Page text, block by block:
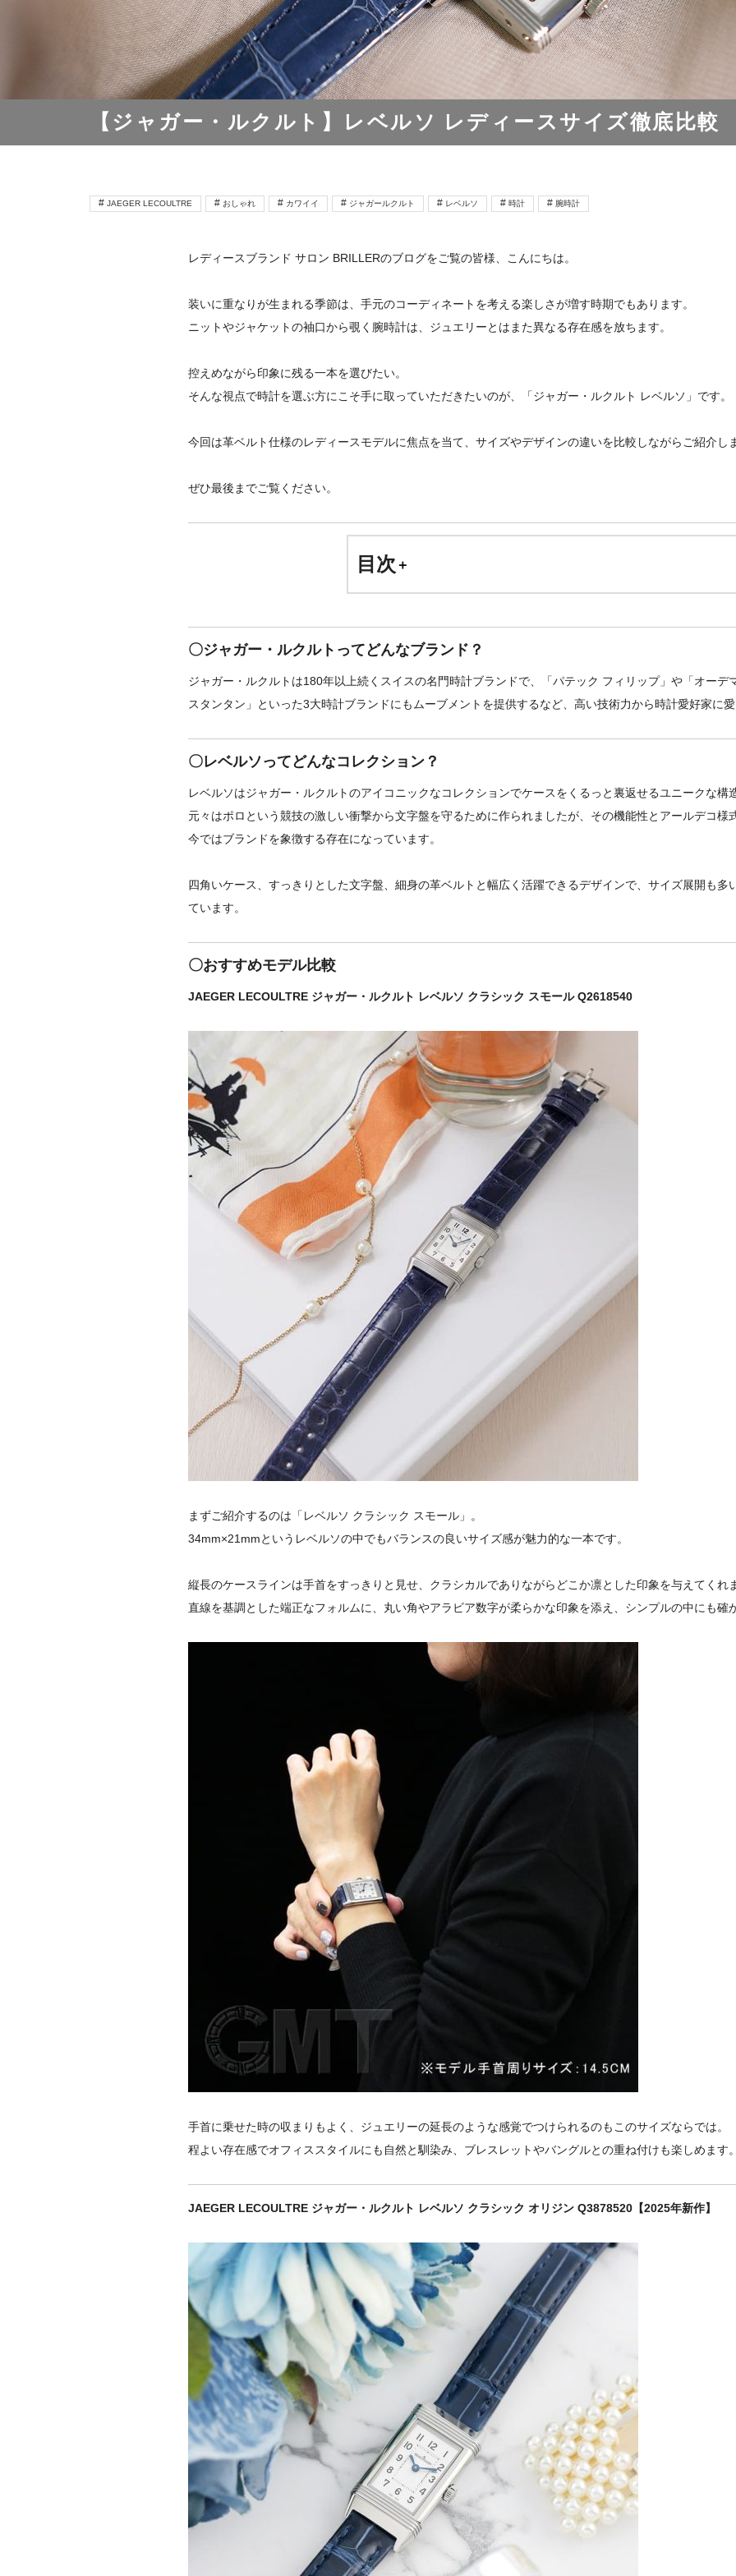
【ジャガー・ルクルト】レベルソ レディースサイズ徹底比較
JAEGER LECOULTRE おしゃれ カワイイ ジャガールクルト レベルソ 時計 腕時計
レディースブランド サロン BRILLERのブログをご覧の皆様、こんにちは。
装いに重なりが生まれる季節は、手元のコーディネートを考える楽しさが増す時期でもあります。
ニットやジャケットの袖口から覗く腕時計は、ジュエリーとはまた異なる存在感を放ちます。
控えめながら印象に残る一本を選びたい。
そんな視点で時計を選ぶ方にこそ手に取っていただきたいのが、「ジャガー・ルクルト レベルソ」です。
今回は革ベルト仕様のレディースモデルに焦点を当て、サイズやデザインの違いを比較しながらご紹介し
ぜひ最後までご覧ください。
目次
ジャガー・ルクルトとは
各モデル比較
まとめ
〇ジャガー・ルクルトってどんなブランド？
ジャガー・ルクルトは180年以上続くスイスの名門時計ブランドで、「パテック フィリップ」や「オーデ
スタンタン」といった3大時計ブランドにもムーブメントを提供するなど、高い技術力から時計愛好家に
〇レベルソってどんなコレクション？
レベルソはジャガー・ルクルトのアイコニックなコレクションでケースをくるっと裏返せるユニークな構
元々はポロという競技の激しい衝撃から文字盤を守るために作られましたが、その機能性とアールデコ様
今ではブランドを象徴する存在になっています。
四角いケース、すっきりとした文字盤、細身の革ベルトと幅広く活躍できるデザインで、サイズ展開も多
ています。
〇おすすめモデル比較
JAEGER LECOULTRE ジャガー・ルクルト レベルソ クラシック スモール Q2618540
まずご紹介するのは「レベルソ クラシック スモール」。
34mm×21mmというレベルソの中でもバランスの良いサイズ感が魅力的な一本です。
縦長のケースラインは手首をすっきりと見せ、クラシカルでありながらどこか凛とした印象を与えてくれ
直線を基調とした端正なフォルムに、丸い角やアラビア数字が柔らかな印象を添え、シンプルの中にも確
手首に乗せた時の収まりもよく、ジュエリーの延長のような感覚でつけられるのもこのサイズならでは。
程よい存在感でオフィススタイルにも自然と馴染み、ブレスレットやバングルとの重ね付けも楽しめます。
JAEGER LECOULTRE ジャガー・ルクルト レベルソ クラシック オリジン Q3878520【2025年新作】